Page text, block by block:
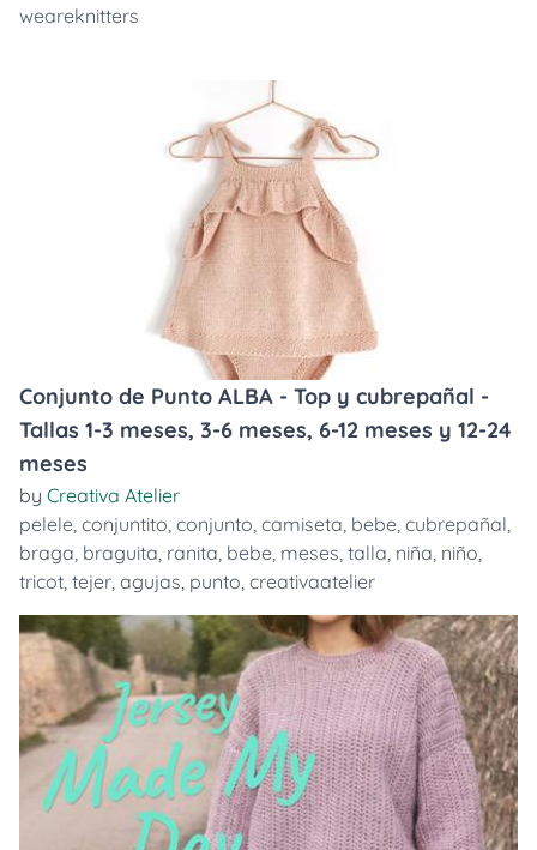
weareknitters
Conjunto de Punto ALBA - Top y cubrepañal -
Tallas 1-3 meses, 3-6 meses, 6-12 meses y 12-24
meses
by Creativa Atelier
pelele, conjuntito, conjunto, camiseta, bebe, cubrepañal,
braga, braguita, ranita, bebe, meses, talla, niña, niño,
tricot, tejer, agujas, punto, creativaatelier